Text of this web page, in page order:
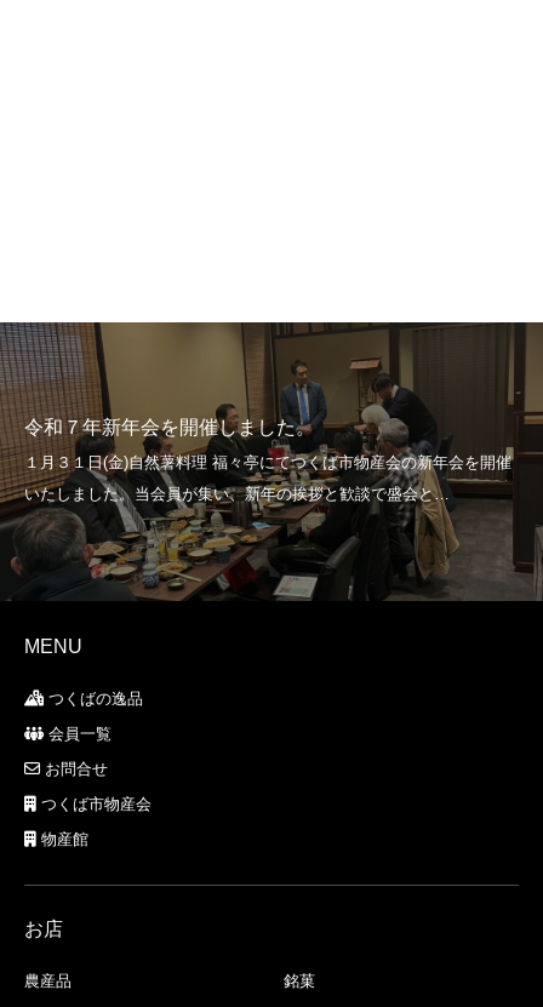
令和７年新年会を開催しました。
MENU
つくばの逸品
会員一覧
お問合せ
つくば市物産会
物産館
お店
農産品 銘菓